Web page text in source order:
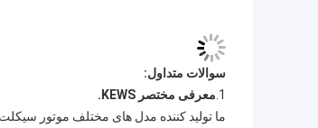
سوالات متداول:
1. معرفی مختصر KEWS.